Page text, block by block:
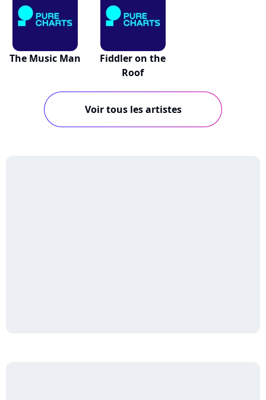
The Music Man
Fiddler on the
Roof
Voir tous les artistes